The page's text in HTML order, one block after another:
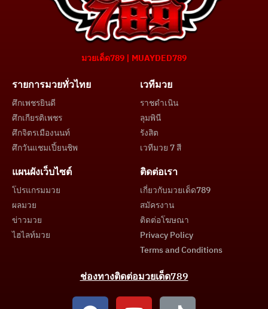
มวยเด็ด789 | MUAYDED789
รายการมวยทั่วไทย
ศึกเพชรยินดี
ศึกเกียรติเพชร
ศึกจิตรเมืองนนท์
ศึกวันแชมเปี้ยนชิพ
เวทีมวย
ราชดำเนิน
ลุมพินี
รังสิต
เวทีมวย 7 สี
แผนผังเว็บไซต์
โปรแกรมมวย
ผลมวย
ข่าวมวย
ไฮไลท์มวย
ติดต่อเรา
เกี่ยวกับมวยเด็ด789
สมัครงาน
ติดต่อโฆษณา
Privacy Policy
Terms and Conditions
ช่องทางติดต่อมวยเด็ด789